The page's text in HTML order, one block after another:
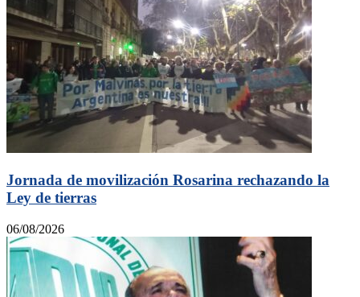
Jornada de movilización Rosarina rechazando la
Ley de tierras
06/08/2026